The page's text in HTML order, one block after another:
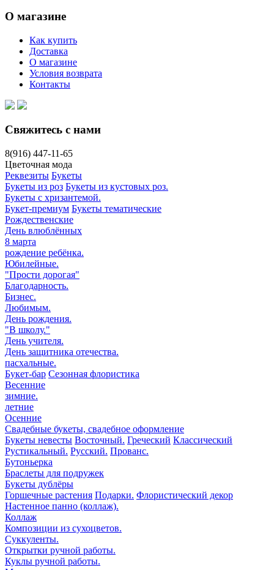
О магазине
Как купить
Доставка
О магазине
Условия возврата
Контакты
Свяжитесь с нами
8(916) 447-11-65
Цветочная мода
Реквезиты Букеты
Букеты из роз Букеты из кустовых роз.
Букеты с хризантемой.
Букет-премиум Букеты тематические
Рождественские
День влюблённых
8 марта
рождение ребёнка.
Юбилейные.
"Прости дорогая"
Благодарность.
Бизнес.
Любимым.
День рождения.
"В школу."
День учителя.
День защитника отечества.
пасхальные.
Букет-бар Сезонная флористика
Весенние
зимние.
летние
Осенние
Свадебные букеты, свадебное оформление
Букеты невесты Восточный. Греческий Классический
Рустикальный. Русский. Прованс.
Бутоньерка
Браслеты для подружек
Букеты дублёры
Горшечные растения Подарки. Флористический декор
Настенное панно (коллаж).
Коллаж
Композиции из сухоцветов.
Суккуленты.
Открытки ручной работы.
Куклы ручной работы.